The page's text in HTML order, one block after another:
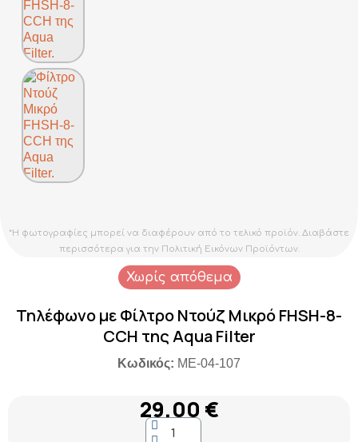
*Η φωτογραφίες μπορεί να διαφέρουν από το τελικό προϊόν. Διαβάστε
περισσότερα για την Πολιτική Εικόνων Προϊόντων.
Χωρίς απόθεμα
Τηλέφωνο με Φίλτρο Ντούζ Μικρό FHSH-8-
CCH της Aqua Filter
Κωδικός: ME-04-107
29,00 €